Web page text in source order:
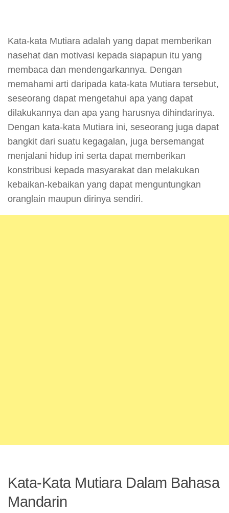
Kata-kata Mutiara adalah yang dapat memberikan
nasehat dan motivasi kepada siapapun itu yang
membaca dan mendengarkannya. Dengan
memahami arti daripada kata-kata Mutiara tersebut,
seseorang dapat mengetahui apa yang dapat
dilakukannya dan apa yang harusnya dihindarinya.
Dengan kata-kata Mutiara ini, seseorang juga dapat
bangkit dari suatu kegagalan, juga bersemangat
menjalani hidup ini serta dapat memberikan
konstribusi kepada masyarakat dan melakukan
kebaikan-kebaikan yang dapat menguntungkan
oranglain maupun dirinya sendiri.
Kata-Kata Mutiara Dalam Bahasa
Mandarin